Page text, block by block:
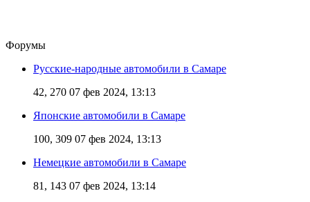
Форумы
Русские-народные автомобили в Самаре
42, 270 07 фев 2024, 13:13
Японские автомобили в Самаре
100, 309 07 фев 2024, 13:13
Немецкие автомобили в Самаре
81, 143 07 фев 2024, 13:14